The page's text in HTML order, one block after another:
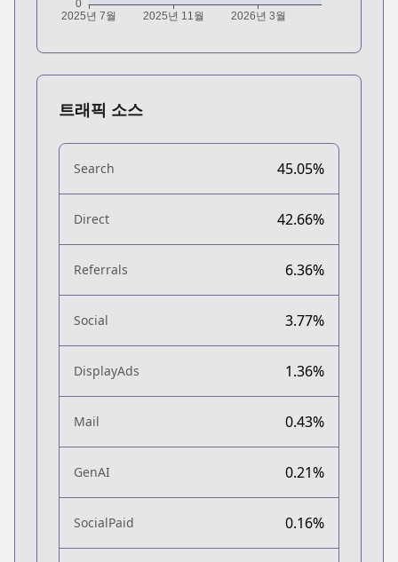
트래픽 소스
Search 45.05%
Direct 42.66%
Referrals 6.36%
Social 3.77%
DisplayAds 1.36%
Mail 0.43%
GenAI 0.21%
SocialPaid 0.16%